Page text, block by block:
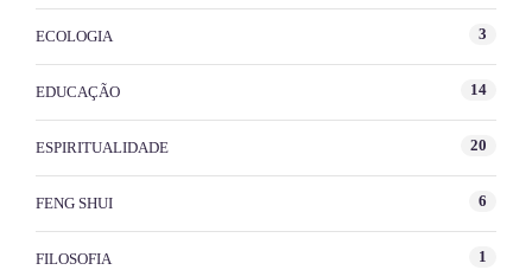
ECOLOGIA 3
EDUCAÇÃO 14
ESPIRITUALIDADE 20
FENG SHUI 6
FILOSOFIA 1